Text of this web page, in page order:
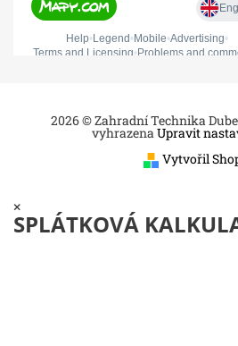
2026 © Zahradní Technika
vyhrazenaUpravit
Vytvořil
×
SPLÁTKOVÁ